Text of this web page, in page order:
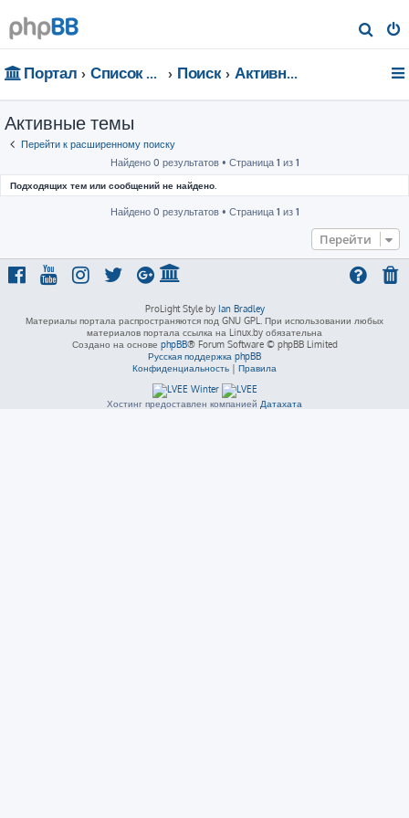
о
Портал Список форумов Поиск Активные темы
Активные темы
Перейти к расширенному поиску
Найдено 0 результатов • Страница 1 из 1
Подходящих тем или сообщений не найдено.
Найдено 0 результатов • Страница 1 из 1
Перейти
ProLight Style by Ian Bradley
Материалы портала распространяются под GNU GPL. При использовании любых
материалов портала ссылка на Linux.by обязательна
Создано на основе phpBB® Forum Software © phpBB Limited
Русская поддержка phpBB
Конфиденциальность | Правила
Хостинг предоставлен компанией Датахата